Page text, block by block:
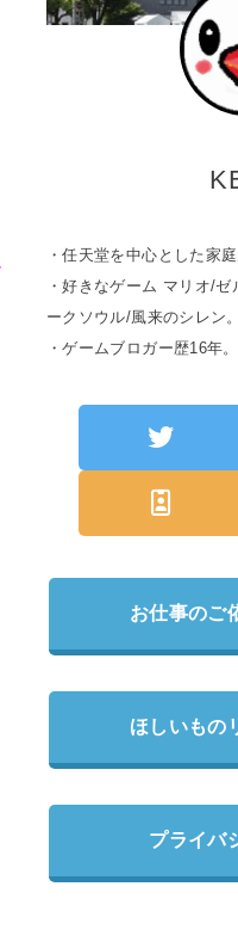
・任天堂を中心とした家
・好きなゲーム マリオ/
ークソウル/風来のシレン。
・ゲームブロガー歴16年。
お仕事のご
ほしいもの
プライバ